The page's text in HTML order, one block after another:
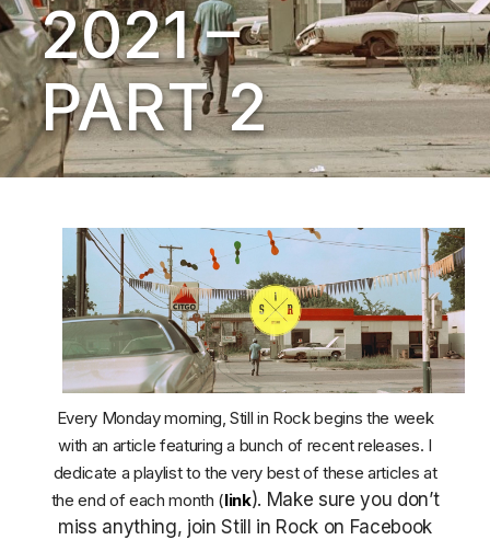
2021 –
PART 2
Every Monday morning, Still in Rock begins the week
with an article featuring a bunch of recent releases. I
dedicate a playlist to the very best of these articles at
the end of each month (link). Make sure you don’t
miss anything, join Still in Rock on Facebook